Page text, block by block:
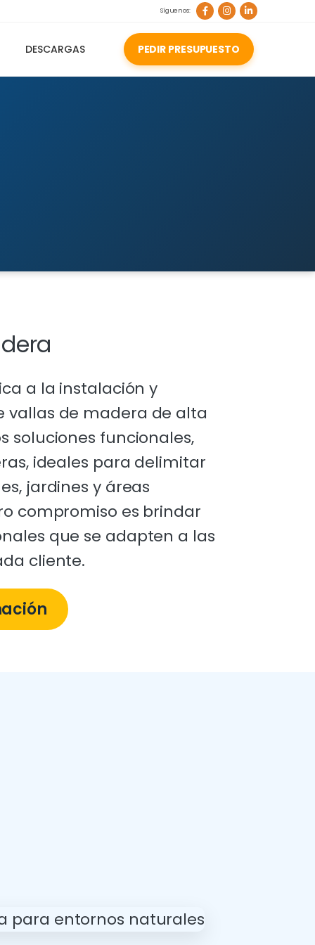
Síguenos:
DESCARGAS PEDIR PRESUPUESTO
a la instalación y
de madera de alta
soluciones funcionales,
ideales para delimitar
jardines y áreas
compromiso es brindar
que se adapten a las
cliente.